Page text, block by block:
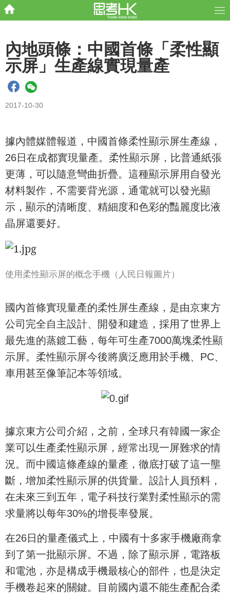
內地頭條：中國首條「柔性顯
示屏」生產線實現量產
2017-10-30
據內體媒體報道，中國首條柔性顯示屏生產線，
26日在成都實現量產。柔性顯示屏，比普通紙張
更薄，可以隨意彎曲折疊。這種顯示屏用自發光
材料製作，不需要背光源，通電就可以發光顯
示，顯示的清晰度、精細度和色彩的豔麗度比液
晶屏還要好。
使用柔性顯示屏的概念手機（人民日報圖片）
國內首條實現量產的柔性屏生產線，是由京東方
公司完全自主設計、開發和建造，採用了世界上
最先進的蒸鍍工藝，每年可生產7000萬塊柔性顯
示屏。柔性顯示屏今後將廣泛應用於手機、PC、
車用甚至像筆記本等領域。
據京東方公司介紹，之前，全球只有韓國一家企
業可以生產柔性顯示屏，經常出現一屏難求的情
況。而中國這條產線的量產，徹底打破了這一壟
斷，增加柔性顯示屏的供貨量。設計人員預料，
在未來三到五年，電子科技行業對柔性顯示的需
求量將以每年30%的增長率發展。
在26日的量產儀式上，中國有十多家手機廠商拿
到了第一批顯示屏。不過，除了顯示屏，電路板
和電池，亦是構成手機最核心的部件，也是決定
手機卷起來的關鍵。目前國內還不能生產配合柔